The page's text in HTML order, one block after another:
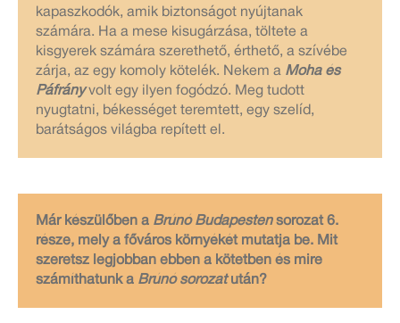
kapaszkodók, amik biztonságot nyújtanak
számára. Ha a mese kisugárzása, töltete a
kisgyerek számára szerethető, érthető, a szívébe
zárja, az egy komoly kötelék. Nekem a Moha és
Páfrányvolt egy ilyen fogódzó. Meg tudott
nyugtatni, békességet teremtett, egy szelíd,
barátságos világba repített el.
Már készülőben a Brúnó Budapesten sorozat 6.
része, mely a főváros környékét mutatja be. Mit
szeretsz legjobban ebben a kötetben és mire
számíthatunk a Brúnó sorozatután?